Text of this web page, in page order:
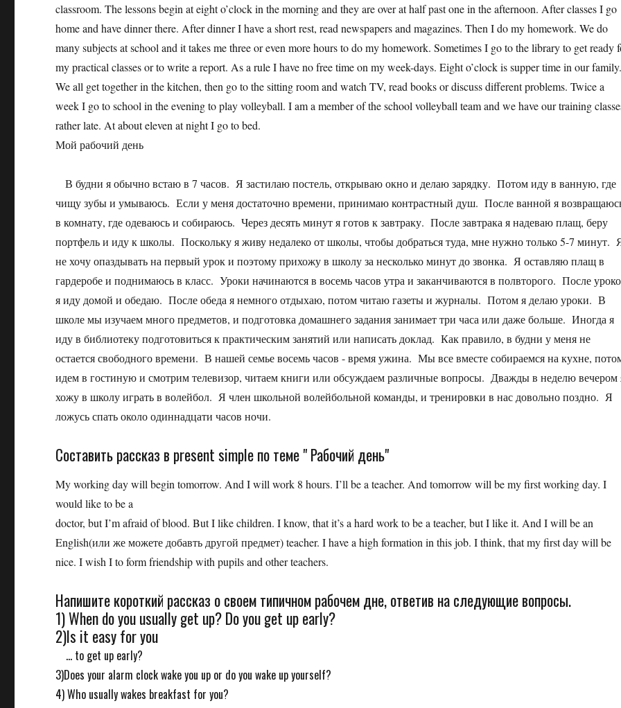
classroom. The lessons begin at eight o’clock in the morning and they are over at half past one in the afternoon. After classes I go
home and have dinner there. After dinner I have a short rest, read newspapers and magazines. Then I do my homework. We do
many subjects at school and it takes me three or even more hours to do my homework. Sometimes I go to the library to get ready
my practical classes or to write a report. As a rule I have no free time on my week-days. Eight o’clock is supper time in our family.
We all get together in the kitchen, then go to the sitting room and watch TV, read books or discuss different problems. Twice a
week I go to school in the evening to play volleyball. I am a member of the school volleyball team and we have our training
rather late. At about eleven at night I go to bed.
Мой рабочий день
В будни я обычно встаю в 7 часов. Я застилаю постель, открываю окно и делаю зарядку. Потом иду в ванную, где
чищу зубы и умываюсь. Если у меня достаточно времени, принимаю контрастный душ. После ванной я
в комнату, где одеваюсь и собираюсь. Через десять минут я готов к завтраку. После завтрака я надеваю плащ, беру
портфель и иду к школы. Поскольку я живу недалеко от школы, чтобы добраться туда, мне нужно только 5-7 минут.
не хочу опаздывать на первый урок и поэтому прихожу в школу за несколько минут до звонка. Я оставляю плащ в
гардеробе и поднимаюсь в класс. Уроки начинаются в восемь часов утра и заканчиваются в полвторого. После
я иду домой и обедаю. После обеда я немного отдыхаю, потом читаю газеты и журналы. Потом я делаю уроки. В
школе мы изучаем много предметов, и подготовка домашнего задания занимает три часа или даже больше. Иногда я
иду в библиотеку подготовиться к практическим занятий или написать доклад. Как правило, в будни у меня не
остается свободного времени. В нашей семье восемь часов - время ужина. Мы все вместе собираемся на кухне,
идем в гостиную и смотрим телевизор, читаем книги или обсуждаем различные вопросы. Дважды в неделю вечером
хожу в школу играть в волейбол. Я член школьной волейбольной команды, и тренировки в нас довольно поздно. Я
ложусь спать около одиннадцати часов ночи.
Составить рассказ в present simple по теме " Рабочий день"
My working day will begin tomorrow. And I will work 8 hours. I’ll be a teacher. And tomorrow will be my first working day. I
would like to be a
doctor, but I’m afraid of blood. But I like children. I know, that it’s a hard work to be a teacher, but I like it. And I will be an
English(или же можете добавть другой предмет) teacher. I have a high formation in this job. I think, that my first day will be
nice. I wish I to form friendship with pupils and other teachers.
Напишите короткий рассказ о своем типичном рабочем дне, ответив на следующие вопросы.
1) When do you usually get up? Do you get up early?
2)Is it easy for you
... to get up early?
3)Does your alarm clock wake you up or do you wake up yourself?
4) Who usually wakes breakfast for you?